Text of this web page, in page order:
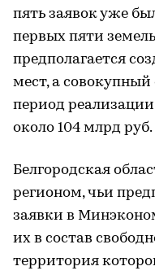
пять заявок уже
первых пяти
предполагается
мест, а
период
около 104 млрд руб.
Белгородская
регионом, чьи
заявки в
их в состав
территория